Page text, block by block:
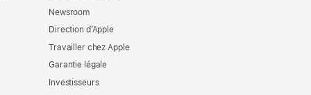
Newsroom
Direction d’Apple
Travailler chez Apple
Garantie légale
Investisseurs